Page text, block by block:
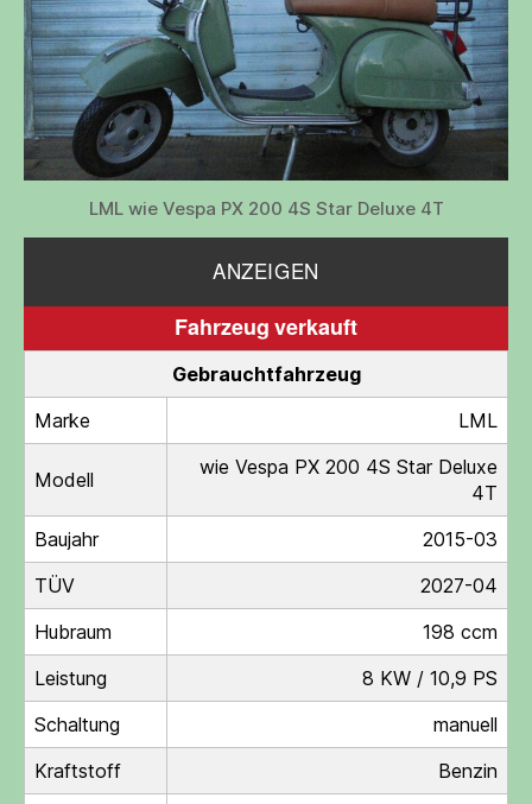
LML wie Vespa PX 200 4S Star Deluxe 4T
ANZEIGEN
Fahrzeug verkauft
Gebrauchtfahrzeug
Marke
LML
Modell
wie Vespa PX 200 4S Star Deluxe
4T
Baujahr
2015-03
TÜV
2027-04
Hubraum
198 ccm
Leistung
8 KW / 10,9 PS
Schaltung
manuell
Kraftstoff
Benzin